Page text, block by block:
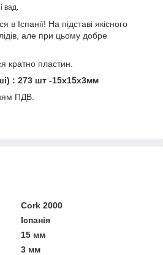
вад.
в Іспанії! На підставі якісного
але при цьому добре
кратно пластин.
: 273 шт -15х15х3мм
ПДВ.
Cork 2000
Іспанія
15 мм
3 мм